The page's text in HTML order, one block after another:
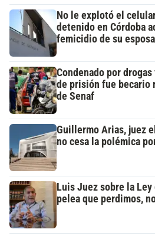
No le explotó el
detenido en Córdoba
femicidio de su esposa
Condenado por
de prisión fue becario
de Senaf
Guillermo Arias, juez
no cesa la polémica
Luis Juez sobre la Ley
pelea que perdimos,